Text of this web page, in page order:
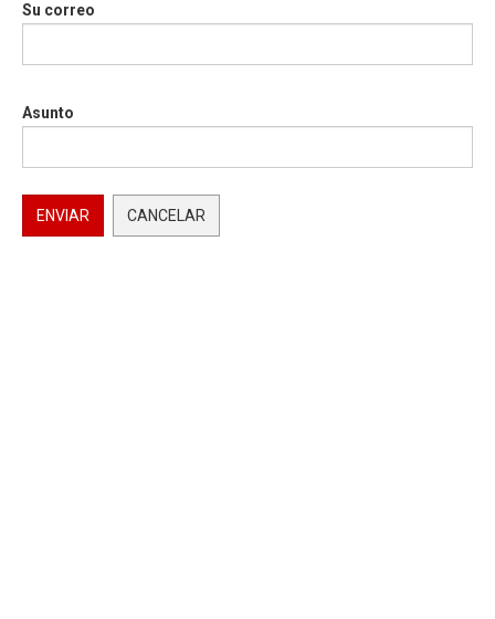
Su correo
Asunto
ENVIAR CANCELAR